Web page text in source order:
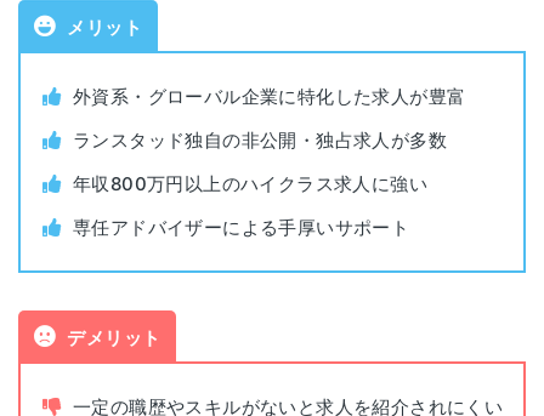
対象者 年収800万円以上
公開求人数 約5,000件
非公開求人数
書類添削 あり
メリット
外資系・グローバル企業に特化した求人が豊富
ランスタッド独自の非公開・独占求人が多数
年収800万円以上のハイクラス求人に強い
専任アドバイザーによる手厚いサポート
デメリット
一定の職歴やスキルがないと求人を紹介されにくい